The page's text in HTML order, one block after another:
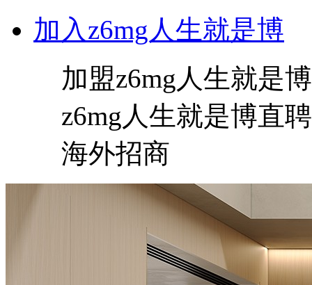
加入z6mg人生就是博
加盟z6mg人生就是博
z6mg人生就是博直聘
海外招商